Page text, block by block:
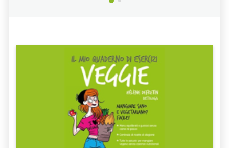
BUSH FUCHSIA, IL FIORE
AUSTRALIANO
CROWEA, IL FIORE AUSTRALIANO
TURKEY BUSH, IL FIORE
AUSTRALIANO
FLUENT EXPRESSION, IL FIORE
FRINGED VIOLET, IL FIORE
AUSTRALIANO
RED LILY, IL FIORE AUSTRALIANO
ANGELSWORD, IL FIORE
AUSTRALIANO